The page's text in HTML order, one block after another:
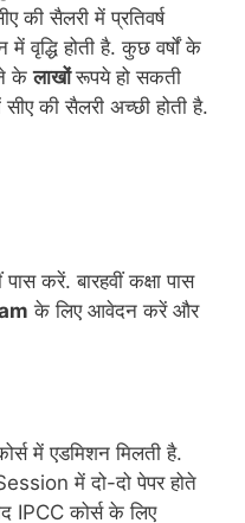
की सैलरी में प्रतिवर्ष
वृद्धि होती है. कुछ वर्षों के
केलाखोंरूपये हो सकती
की सैलरी अच्छी होती है.
करें. बारहवीं कक्षा पास
के लिए आवेदन करें और
में एडमिशन मिलती है.
में दो-दो पेपर होते
IPCC कोर्स के लिए